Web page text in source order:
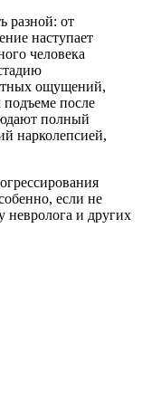
разной: от
наступает
человека
ощущений,
подъеме после
полный
нарколепсией,
если не
невролога и других